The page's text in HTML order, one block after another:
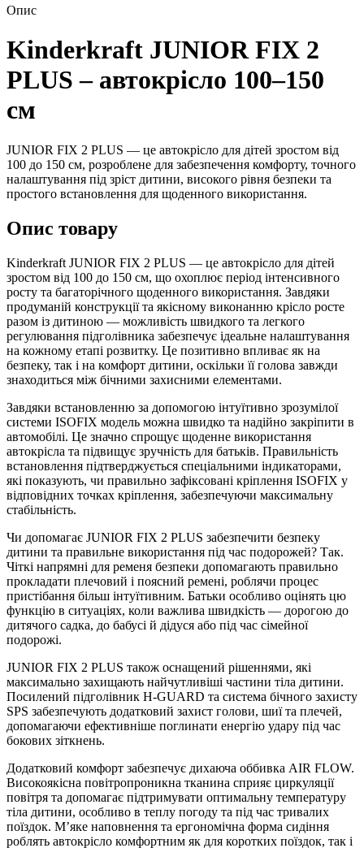
Опис
Kinderkraft JUNIOR FIX 2
PLUS – автокрісло 100–150
см
JUNIOR FIX 2 PLUS — це автокрісло для дітей зростом від
100 до 150 см, розроблене для забезпечення комфорту, точного
налаштування під зріст дитини, високого рівня безпеки та
простого встановлення для щоденного використання.
Опис товару
Kinderkraft JUNIOR FIX 2 PLUS — це автокрісло для дітей
зростом від 100 до 150 см, що охоплює період інтенсивного
росту та багаторічного щоденного використання. Завдяки
продуманій конструкції та якісному виконанню крісло росте
разом із дитиною — можливість швидкого та легкого
регулювання підголівника забезпечує ідеальне налаштування
на кожному етапі розвитку. Це позитивно впливає як на
безпеку, так і на комфорт дитини, оскільки її голова завжди
знаходиться між бічними захисними елементами.
Завдяки встановленню за допомогою інтуїтивно зрозумілої
системи ISOFIX модель можна швидко та надійно закріпити в
автомобілі. Це значно спрощує щоденне використання
автокрісла та підвищує зручність для батьків. Правильність
встановлення підтверджується спеціальними індикаторами,
які показують, чи правильно зафіксовані кріплення ISOFIX у
відповідних точках кріплення, забезпечуючи максимальну
стабільність.
Чи допомагає JUNIOR FIX 2 PLUS забезпечити безпеку
дитини та правильне використання під час подорожей? Так.
Чіткі напрямні для ременя безпеки допомагають правильно
прокладати плечовий і поясний ремені, роблячи процес
пристібання більш інтуїтивним. Батьки особливо оцінять цю
функцію в ситуаціях, коли важлива швидкість — дорогою до
дитячого садка, до бабусі й дідуся або під час сімейної
подорожі.
JUNIOR FIX 2 PLUS також оснащений рішеннями, які
максимально захищають найчутливіші частини тіла дитини.
Посилений підголівник H-GUARD та система бічного захисту
SPS забезпечують додатковий захист голови, шиї та плечей,
допомагаючи ефективніше поглинати енергію удару під час
бокових зіткнень.
Додатковий комфорт забезпечує дихаюча оббивка AIR FLOW.
Високоякісна повітропроникна тканина сприяє циркуляції
повітря та допомагає підтримувати оптимальну температуру
тіла дитини, особливо в теплу погоду та під час тривалих
поїздок. М’яке наповнення та ергономічна форма сидіння
роблять автокрісло комфортним як для коротких поїздок, так і